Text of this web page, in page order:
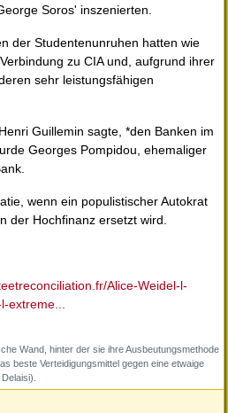
Soros' inszenierten.
der Studentenunruhen hatten wie
zu CIA und, aufgrund ihrer
sehr leistungsfähigen
Guillemin sagte, *den Banken im
Georges Pompidou, ehemaliger
wenn ein populistischer Autokrat
der Hochfinanz ersetzt wird.
Alice-Weidel-l-
extreme...
Wand, hinter der sie ihre Ausbeutungsmethode
beste Verteidigungsmittel gegen eine etwaige